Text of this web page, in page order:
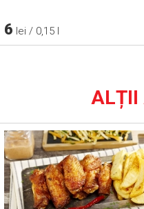
6 lei / 0,15 l
ALȚII